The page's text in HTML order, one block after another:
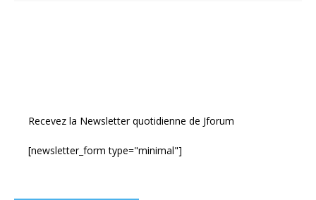
Recevez la Newsletter quotidienne de Jforum
[newsletter_form type="minimal"]